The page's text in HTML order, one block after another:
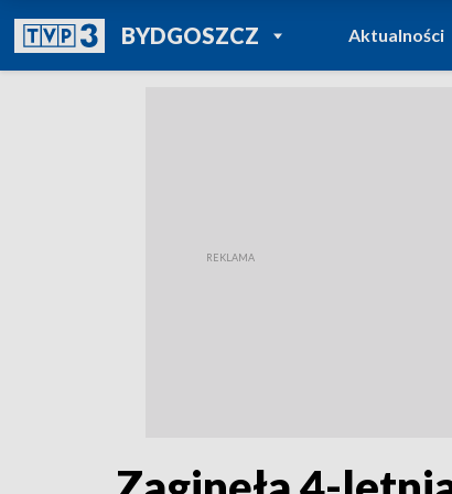
BYDGOSZCZPOWRÓT DO
TVP REGIONY
Aktualności